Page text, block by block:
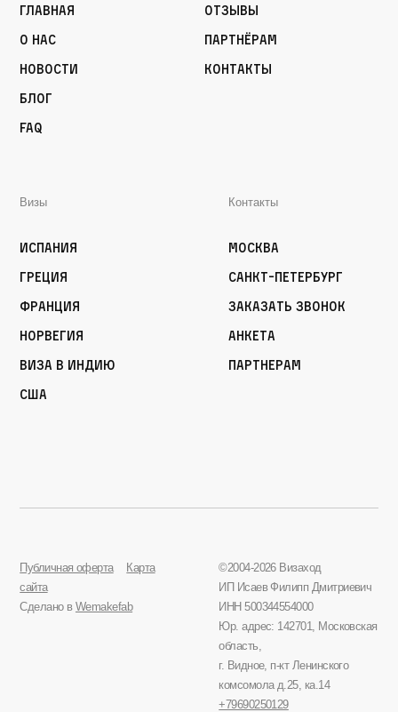
Главная
О нас
Новости
Блог
FAQ
Отзывы
Партнёрам
Контакты
Визы
Испания
Греция
Франция
Норвегия
Виза в Индию
США
Контакты
Москва
Санкт-Петербург
Заказать звонок
Анкета
Партнерам
Публичная оферта
Карта
сайта
Сделано в Wemakefab
©2004-2026 Визаход
ИП Исаев Филипп Дмитриевич
ИНН 500344554000
Юр. адрес: 142701, Московская
область,
г. Видное, п-кт Ленинского
комсомола д.25, ка.14
+79690250129